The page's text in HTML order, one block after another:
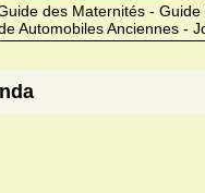
des Maternités -
Automobiles Anciennes -